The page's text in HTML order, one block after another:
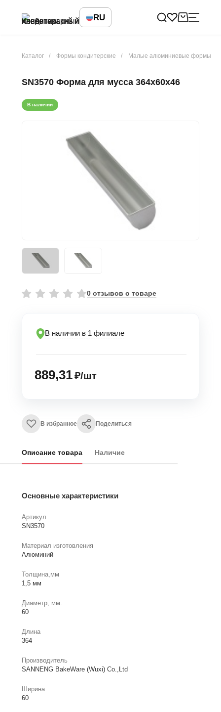
RU
Каталог Формы кондитерские Малые алюминиевые формы
SN3570 Форма для мусса 364х60х46
В наличии
0 отзывов о товаре
В наличии в 1 филиале
889,31₽/шт
В избранное Поделиться
Описание товара Наличие
Основные характеристики
Артикул
SN3570
Материал изготовления
Алюминий
Толщина,мм
1,5 мм
Диаметр, мм.
60
Длина
364
Производитель
SANNENG BakeWare (Wuxi) Co.,Ltd
Ширина
60